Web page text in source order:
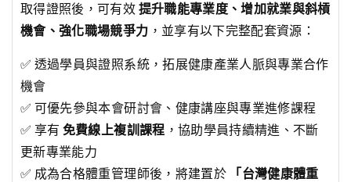
取得證照後，可有效 提升職能專業度、增加就業與斜槓
機會、強化職場競爭力 ，並享有以下完整配套資源：
✅ 透過學員與證照系統，拓展健康產業人脈與專業合作
機會
✅ 可優先參與本會研討會、健康講座與專業進修課程
✅ 享有 免費線上複訓課程 ，協助學員持續精進、不斷
更新專業能力
✅ 成為合格體重管理師後，將建置於
「台灣健康體重